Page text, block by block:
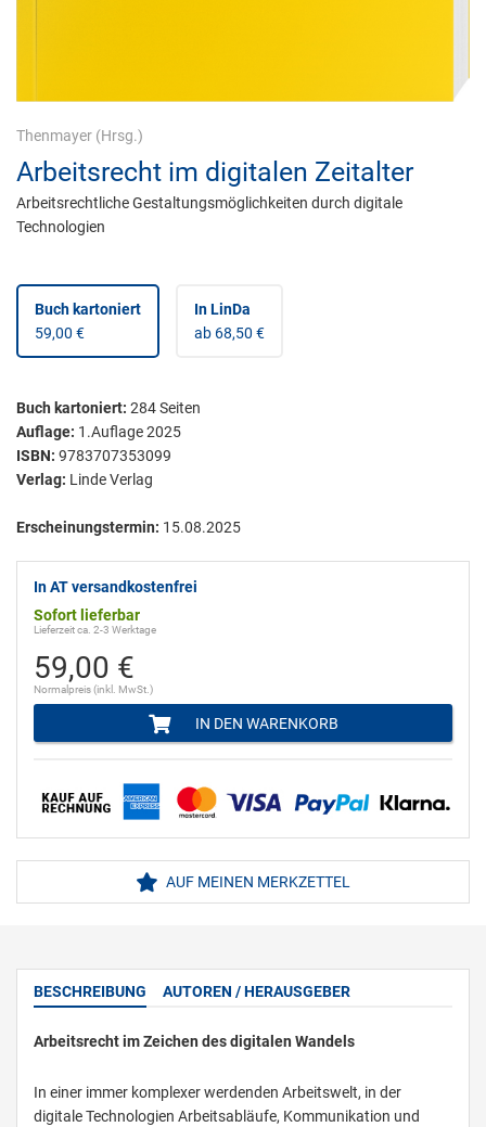
Thenmayer (Hrsg.)
Arbeitsrecht im digitalen Zeitalter
Arbeitsrechtliche Gestaltungsmöglichkeiten durch digitale
Technologien
Buch kartoniert
59,00 €
In LinDa
ab 68,50 €
Buch kartoniert: 284Seiten
Auflage: 1.Auflage 2025
ISBN: 9783707353099
Verlag: Linde Verlag
Erscheinungstermin: 15.08.2025
In AT versandkostenfrei
Sofort lieferbar
Lieferzeit ca. 2-3 Werktage
59,00 €
Normalpreis (inkl. MwSt.)
IN DEN WARENKORB
AUF MEINEN MERKZETTEL
BESCHREIBUNG AUTOREN / HERAUSGEBER
Arbeitsrecht im Zeichen des digitalen Wandels
In einer immer komplexer werdenden Arbeitswelt, in der
digitale Technologien Arbeitsabläufe, Kommunikation und